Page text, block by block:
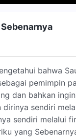
bahwa
pemimpin
dan bahkan
sendiri
sendiri melalui
yang